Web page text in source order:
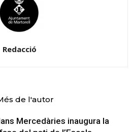
Redacció
de l'autor
Mercedàries inaugura la